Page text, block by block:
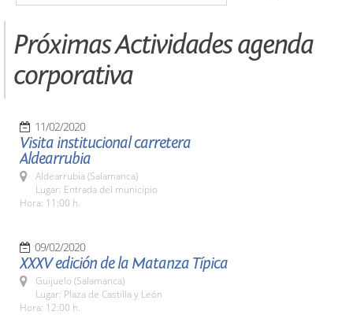
Próximas Actividades agenda
corporativa
11/02/2020
Visita institucional carretera
Aldearrubia
Aldearrubia (Salamanca)
Lugar: Entrada del municipio
Hora: 11:00 h.
09/02/2020
XXXV edición de la Matanza Típica
Guijuelo (Salamanca)
Lugar: Plaza de Castilla y León
Hora: 12:00 h.